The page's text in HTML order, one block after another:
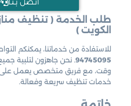
طلب الخدمة ( تنظيف
الكويت )
للاستفادة من خدماتنا، يمكنكم
94745095. نحن جاهزون لتلبية
وقت، مع فريق متخصص يعمل على
خدمات تنظيف سريعة وفعالة.